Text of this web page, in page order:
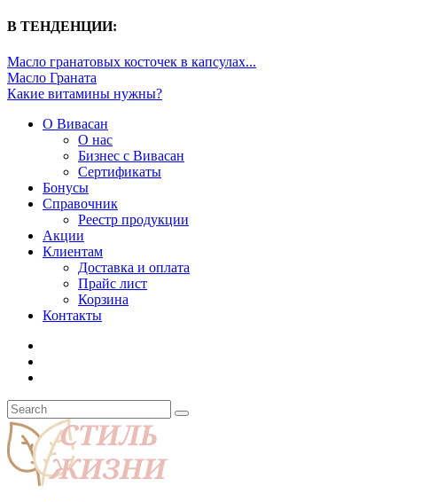
В ТЕНДЕНЦИИ:
Масло гранатовых косточек в капсулах...
Масло Граната
Какие витамины нужны?
О Вивасан
О нас
Бизнес с Вивасан
Сертификаты
Бонусы
Справочник
Реестр продукции
Акции
Клиентам
Доставка и оплата
Прайс лист
Корзина
Контакты